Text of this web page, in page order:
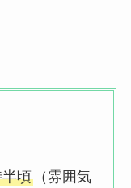
頃（雰囲気